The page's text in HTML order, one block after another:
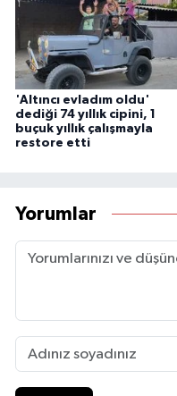
'Altıncı evladım oldu'
dediği 74 yıllık cipini, 1
buçuk yıllık çalışmayla
restore etti
Yorumlar